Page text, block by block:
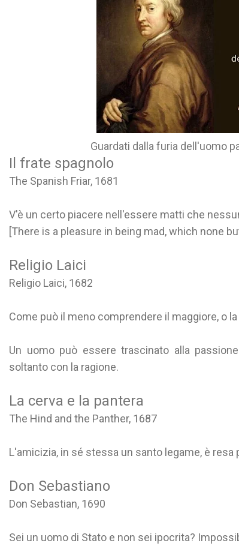
Guardati dalla furia dell'uomo
Il frate spagnolo
The Spanish Friar, 1681
V'è un certo piacere nell'essere matti che
[There is a pleasure in being mad, which none
Religio Laici
Religio Laici, 1682
Come può il meno comprendere il maggiore, o
Un uomo può essere trascinato alla
soltanto con la ragione.
La cerva e la pantera
The Hind and the Panther, 1687
L'amicizia, in sé stessa un santo legame, è resa
Don Sebastiano
Don Sebastian, 1690
Sei un uomo di Stato e non sei ipocrita?